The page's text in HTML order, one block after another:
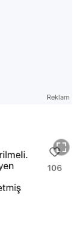
Reklam